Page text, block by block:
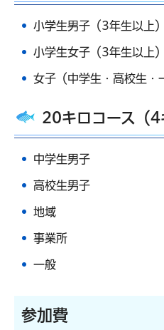
小学生男子（3年生以上）
小学生女子（3年生以上）
女子（中学生・高校生・
20キロコース（4
中学生男子
高校生男子
地域
事業所
一般
参加費